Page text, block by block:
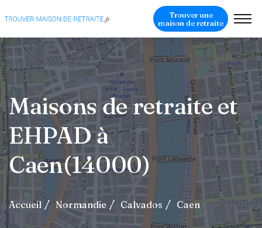
Trouver une
maison de retraite
Maisons de retraite et
EHPAD à
Caen(14000)
Accueil Normandie Calvados Caen